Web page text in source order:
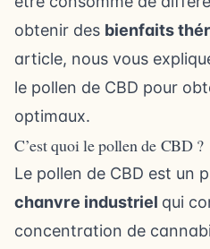
obtenir des bienfaits
article, nous vous
le pollen de CBD pour
optimaux.
C’est quoi le pollen de CBD ?
Le pollen de CBD est un
chanvre industriel qui
concentration de